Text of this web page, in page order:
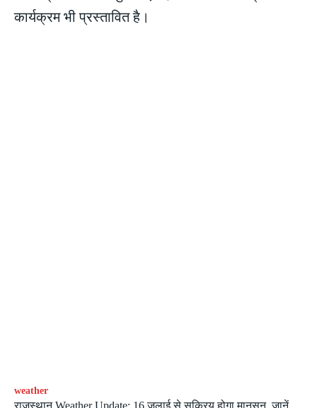
कार्यक्रम भी प्रस्तावित है।
weather
राजस्थान Weather Update: 16 जुलाई से सक्रिय होगा मानसून, जानें